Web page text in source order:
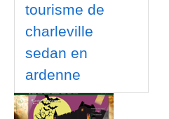
tourisme de
charleville
sedan en
ardenne